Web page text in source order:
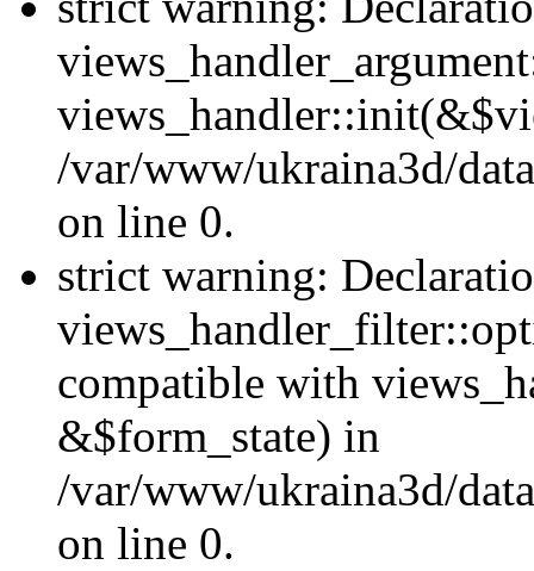
/var/www/ukraina3d/
on line 0.
strict warning:
compatible with
&$form_state) in
/var/www/ukraina3d/
on line 0.